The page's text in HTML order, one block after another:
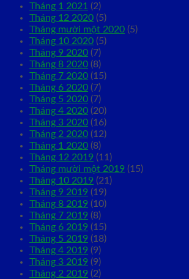
Tháng 1 2021 (2)
Tháng 12 2020 (5)
Tháng mười một 2020 (5)
Tháng 10 2020 (5)
Tháng 9 2020 (7)
Tháng 8 2020 (8)
Tháng 7 2020 (15)
Tháng 6 2020 (7)
Tháng 5 2020 (7)
Tháng 4 2020 (20)
Tháng 3 2020 (16)
Tháng 2 2020 (12)
Tháng 1 2020 (8)
Tháng 12 2019 (11)
Tháng mười một 2019 (15)
Tháng 10 2019 (21)
Tháng 9 2019 (19)
Tháng 8 2019 (10)
Tháng 7 2019 (8)
Tháng 6 2019 (15)
Tháng 5 2019 (18)
Tháng 4 2019 (9)
Tháng 3 2019 (9)
Tháng 2 2019 (2)